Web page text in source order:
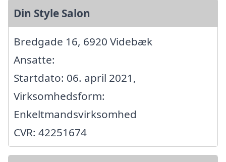
Din Style Salon
Bredgade 16, 6920 Videbæk
Ansatte:
Startdato: 06. april 2021,
Virksomhedsform:
Enkeltmandsvirksomhed
CVR: 42251674